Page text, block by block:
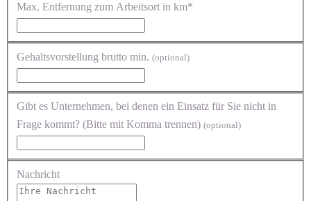
Max. Entfernung zum Arbeitsort in km*
Gehaltsvorstellung brutto min. (optional)
Gibt es Unternehmen, bei denen ein Einsatz für Sie nicht in
Frage kommt? (Bitte mit Komma trennen) (optional)
Nachricht